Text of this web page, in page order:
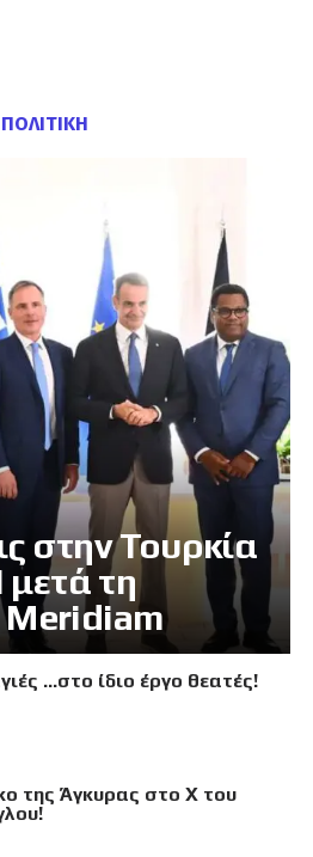
ΠΟΛΙΤΙΚΗ
στην Τουρκία
μετά τη
…στο ίδιο έργο θεατές!
της Άγκυρας στο X του